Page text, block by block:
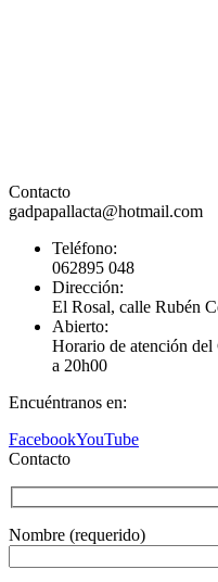
Contacto
gadpapallacta@hotmail.com
Teléfono:
062895 048
Dirección:
El Rosal, calle Rubén
Abierto:
Horario de atención
a 20h00
Encuéntranos en:
FacebookYouTube
Contacto
Nombre (requerido)